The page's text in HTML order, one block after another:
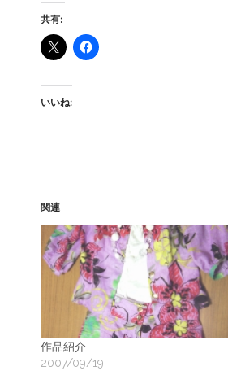
地
ア
共有:
いいね:
関連
作品紹介
2007/09/19